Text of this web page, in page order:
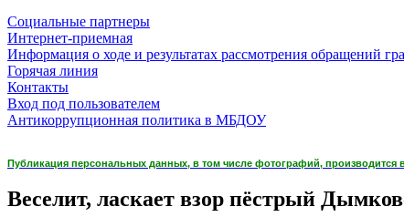
Социальные партнеры
Интернет-приемная
Информация о ходе и результатах рассмотрения обращений
Горячая линия
Контакты
Вход под пользователем
Антикоррупционная политика в МБДОУ
Публикация персональных данных, в том числе фотографий,
Веселит, ласкает взор пёстрый